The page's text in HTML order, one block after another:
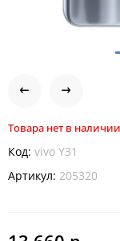
Товара нет в наличии
Код: vivo Y31
Артикул: 205320